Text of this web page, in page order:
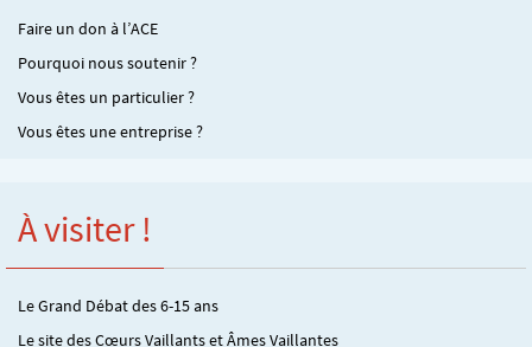
Faire un don à l’ACE
Pourquoi nous soutenir ?
Vous êtes un particulier ?
Vous êtes une entreprise ?
À visiter !
Le Grand Débat des 6-15 ans
Le site des Cœurs Vaillants et Âmes Vaillantes